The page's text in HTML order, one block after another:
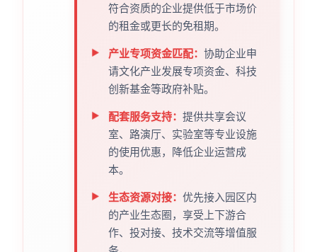
符合资质的企业提供低于市场价
的租金或更长的免租期。
产业专项资金匹配： 协助企业申
请文化产业发展专项资金、科技
创新基金等政府补贴。
配套服务支持： 提供共享会议
室、路演厅、实验室等专业设施
的使用优惠，降低企业运营成
本。
生态资源对接： 优先接入园区内
的产业生态圈，享受上下游合
作、投对接、技术交流等增值服